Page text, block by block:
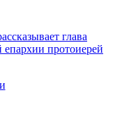
глава
епархии протоиерей